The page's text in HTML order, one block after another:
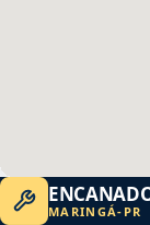
MARINGÁ- PR